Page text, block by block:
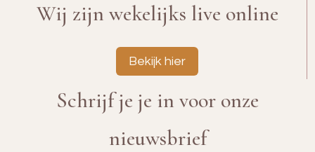
Wij zijn wekelijks live online
Bekijk hier
Schrijf je je in voor onze
nieuwsbrief